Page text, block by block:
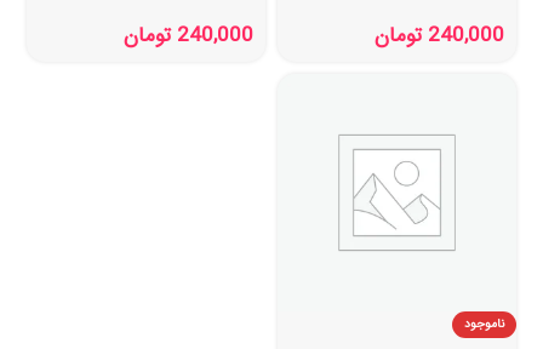
حجم 150 میل
240,000 تومان
حجم 150 میل
240,000 تومان
ناموجود